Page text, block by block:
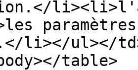
li></ul></
table>